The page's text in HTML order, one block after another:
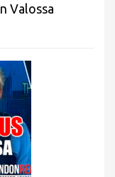
Valossa